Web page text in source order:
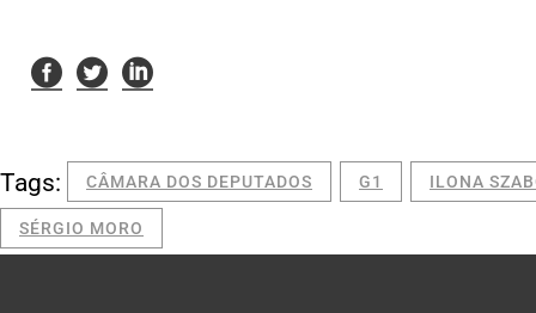
Tags: CÂMARA DOS DEPUTADOS G1 ILONA
SÉRGIO MORO